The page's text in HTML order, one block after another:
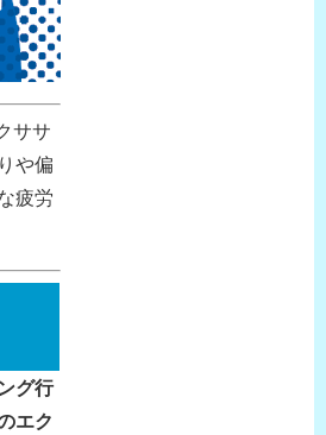
ササ
や偏
疲労
グ行
エク